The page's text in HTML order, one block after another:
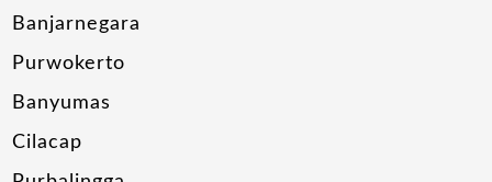
Banjarnegara
Purwokerto
Banyumas
Cilacap